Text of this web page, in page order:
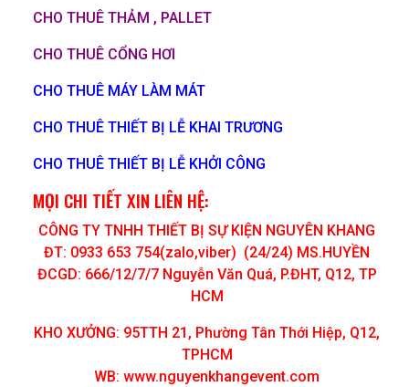
CHO THUÊ THẢM , PALLET
CHO THUÊ CỔNG HƠI
CHO THUÊ MÁY LÀM MÁT
CHO THUÊ THIẾT BỊ LỄ KHAI TRƯƠNG
CHO THUÊ THIẾT BỊ LỄ KHỞI CÔNG
MỌI CHI TIẾT XIN LIÊN HỆ:
CÔNG TY TNHH THIẾT BỊ SỰ KIỆN NGUYÊN KHANG
ĐT: 0933 653 754(zalo,viber) (24/24) MS.HUYỀN
ĐCGD: 666/12/7/7 Nguyễn Văn Quá, P.ĐHT, Q12, TP
HCM
KHO XƯỞNG: 95TTH 21, Phường Tân Thới Hiệp, Q12,
TPHCM
WB: www.nguyenkhangevent.com